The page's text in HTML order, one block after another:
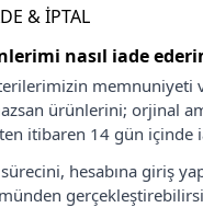
& İPTAL
nasıl iade
memnuniyeti
ürünlerini; orjinal
itibaren 14 gün içinde
hesabına giriş